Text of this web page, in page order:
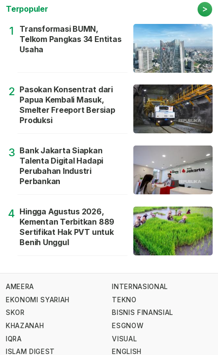
Terpopuler >
1
Transformasi BUMN,
Telkom Pangkas 34 Entitas
Usaha
2 Pasokan Konsentrat dari
Papua Kembali Masuk,
Smelter Freeport Bersiap
Produksi
3 Bank Jakarta Siapkan
Talenta Digital Hadapi
Perubahan Industri
Perbankan
4 Hingga Agustus 2026,
Kementan Terbitkan 889
Sertifikat Hak PVT untuk
Benih Unggul
AMEERA
EKONOMI SYARIAH
SKOR
KHAZANAH
IQRA
ISLAM DIGEST
INTERNASIONAL
TEKNO
BISNIS FINANSIAL
ESGNOW
VISUAL
ENGLISH